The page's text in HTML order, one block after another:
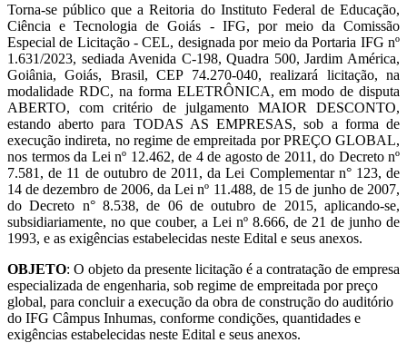
Torna-se público que a Reitoria do Instituto Federal de Educação,
Ciência e Tecnologia de Goiás - IFG, por meio da Comissão
Especial de Licitação - CEL, designada por meio da Portaria IFG nº
1.631/2023, sediada Avenida C-198, Quadra 500, Jardim América,
Goiânia, Goiás, Brasil, CEP 74.270-040, realizará licitação, na
modalidade RDC, na forma ELETRÔNICA, em modo de disputa
ABERTO, com critério de julgamento MAIOR DESCONTO,
estando aberto para TODAS AS EMPRESAS, sob a forma de
execução indireta, no regime de empreitada por PREÇO GLOBAL,
nos termos da Lei nº 12.462, de 4 de agosto de 2011, do Decreto nº
7.581, de 11 de outubro de 2011, da Lei Complementar n° 123, de
14 de dezembro de 2006, da Lei nº 11.488, de 15 de junho de 2007,
do Decreto n° 8.538, de 06 de outubro de 2015, aplicando-se,
subsidiariamente, no que couber, a Lei nº 8.666, de 21 de junho de
1993, e as exigências estabelecidas neste Edital e seus anexos.
OBJETO: O objeto da presente licitação é a contratação de empresa
especializada de engenharia, sob regime de empreitada por preço
global, para concluir a execução da obra de construção do auditório
do IFG Câmpus Inhumas, conforme condições, quantidades e
exigências estabelecidas neste Edital e seus anexos.